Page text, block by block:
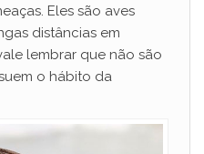
Eles são aves
distâncias em
lembrar que não são
o hábito da